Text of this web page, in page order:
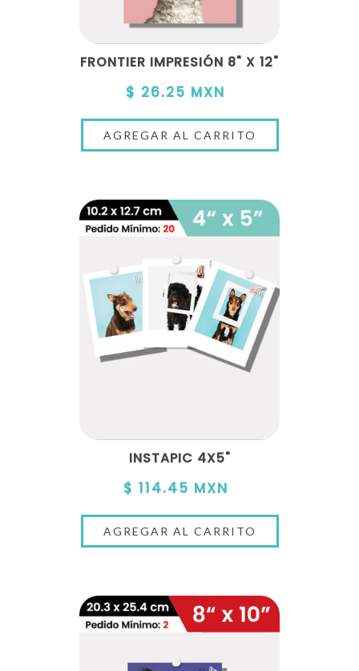
FRONTIER IMPRESIÓN 8" X 12"
$ 26.25 MXN
INSTAPIC 4X5"
$ 114.45 MXN